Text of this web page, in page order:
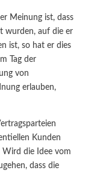
Meinung ist, dass
wurden, auf die er
ist, so hat er dies
Tag der
von
erlauben,
Kunden
die Idee vom
dass die